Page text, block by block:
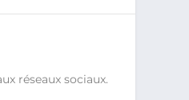
réseaux sociaux.